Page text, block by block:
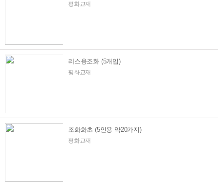
평화교재
리스용조화 (5개입)
평화교재
조화화초 (5인용 약20가지)
평화교재